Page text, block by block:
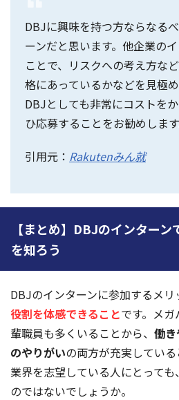
DBJに興味を持つ方ならなる
ーンだと思います。他企業の
ことで、リスクへの考え方な
格にあっているかなどを見極
DBJとしても非常にコストを
ひ応募することをお勧めします
引用元： Rakutenみん就
【まとめ】DBJのインター
を知ろう
DBJのインターンに参加するメリ
役割を体感できることです。メ
輩職員も多くいることから、 働
のやりがいの両方が充実してい
業界を志望している人にとって
のではないでしょうか。